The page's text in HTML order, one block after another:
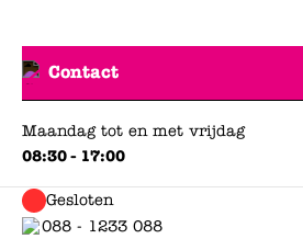
Contact
Maandag tot en met vrijdag
08:30 - 17:00
Gesloten
088 - 1233 088